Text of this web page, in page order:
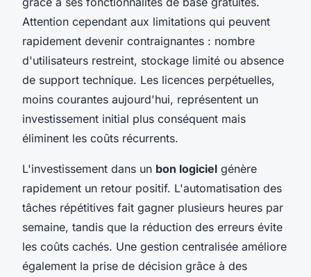
Attention cependant aux limitations qui peuvent
rapidement devenir contraignantes : nombre
d'utilisateurs restreint, stockage limité ou absence
de support technique. Les licences perpétuelles,
moins courantes aujourd'hui, représentent un
investissement initial plus conséquent mais
éliminent les coûts récurrents.
L'investissement dans un bon logiciel génère
rapidement un retour positif. L'automatisation des
tâches répétitives fait gagner plusieurs heures par
semaine, tandis que la réduction des erreurs évite
les coûts cachés. Une gestion centralisée améliore
également la prise de décision grâce à des